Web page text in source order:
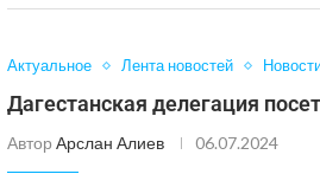
Актуальное Лента новостей
Дагестанская делегация
Автор Арслан Алиев 06.07.2024